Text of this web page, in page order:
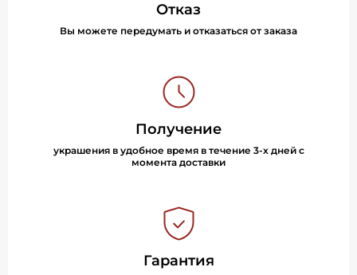
Отказ
Вы можете передумать и отказаться от заказа
Получение
украшения в удобное время в течение 3-х дней с
момента доставки
Гарантия